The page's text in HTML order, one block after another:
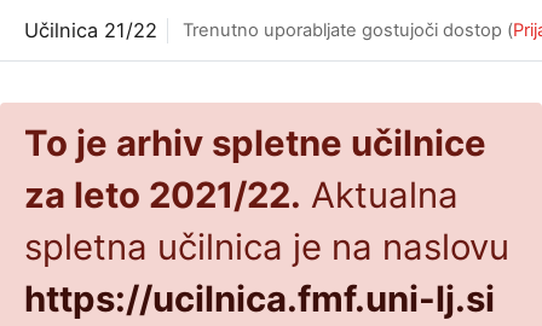
To je arhiv spletne učilnice
za leto 2021/22. Aktualna
spletna učilnica je na naslovu
https://ucilnica.fmf.uni-lj.si
Učilnica 21/22 Trenutno uporabljate gostujoči dostop (